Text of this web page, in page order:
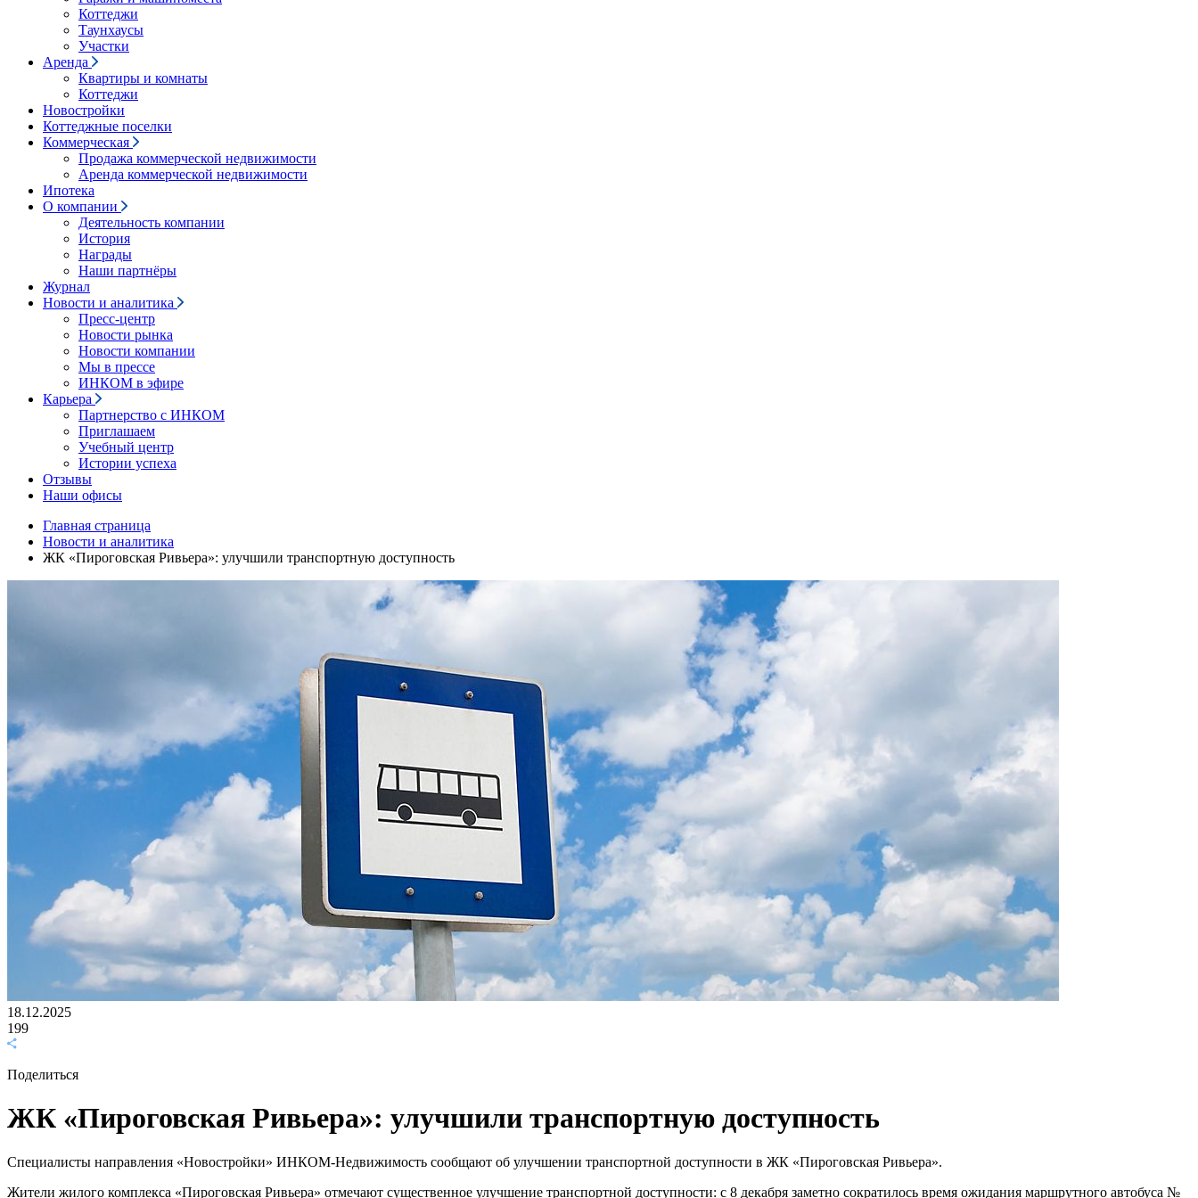
Коттеджи
Таунхаусы
Участки
Аренда
Квартиры и комнаты
Коттеджи
Новостройки
Коттеджные поселки
Коммерческая
Продажа коммерческой недвижимости
Аренда коммерческой недвижимости
Ипотека
О компании
Деятельность компании
История
Награды
Наши партнёры
Журнал
Новости и аналитика
Пресс-центр
Новости рынка
Новости компании
Мы в прессе
ИНКОМ в эфире
Карьера
Партнерство с ИНКОМ
Приглашаем
Учебный центр
Истории успеха
Отзывы
Наши офисы
Главная страница
Новости и аналитика
ЖК «Пироговская Ривьера»: улучшили транспортную доступность
18.12.2025
199
Поделиться
ЖК «Пироговская Ривьера»: улучшили транспортную доступность
Специалисты направления «Новостройки» ИНКОМ-Недвижимость сообщают об улучшении транспортной доступности в ЖК «Пироговская Ривьера».
Жители жилого комплекса «Пироговская Ривьера» отмечают существенное улучшение транспортной доступности: с 8 декабря заметно сократилось время ожидания маршрутного автобуса №